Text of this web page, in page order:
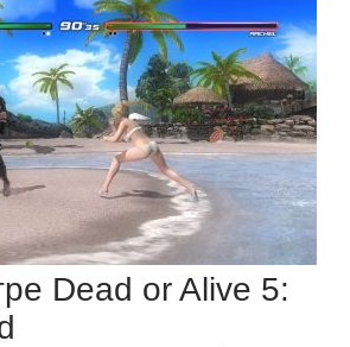
Dead or Alive 5: